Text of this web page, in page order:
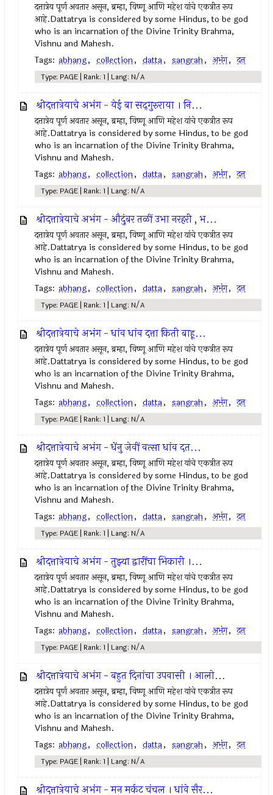
दत्तात्रेय पूर्ण अवतार असून, ब्रम्हा, विष्णू आणि महेश यांचे एकत्रीत रूप
आहे.Dattatrya is considered by some Hindus, to be god
who is an incarnation of the Divine Trinity Brahma,
Vishnu and Mahesh.
Tags: abhang, collection, datta, sangrah, अभंग, दत्त
Type: PAGE | Rank: 1 | Lang: N/A
श्रीदत्तात्रेयाचे अभंग - येईं बा सद्‌गुरुराया । नि...
दत्तात्रेय पूर्ण अवतार असून, ब्रम्हा, विष्णू आणि महेश यांचे एकत्रीत रूप
आहे.Dattatrya is considered by some Hindus, to be god
who is an incarnation of the Divine Trinity Brahma,
Vishnu and Mahesh.
Tags: abhang, collection, datta, sangrah, अभंग, दत्त
Type: PAGE | Rank: 1 | Lang: N/A
श्रीदत्तात्रेयाचे अभंग - औदुंबर तळीं उभा नरहरी , भ...
दत्तात्रेय पूर्ण अवतार असून, ब्रम्हा, विष्णू आणि महेश यांचे एकत्रीत रूप
आहे.Dattatrya is considered by some Hindus, to be god
who is an incarnation of the Divine Trinity Brahma,
Vishnu and Mahesh.
Tags: abhang, collection, datta, sangrah, अभंग, दत्त
Type: PAGE | Rank: 1 | Lang: N/A
श्रीदत्तात्रेयाचे अभंग - धांव धांव दत्ता किती बाहू...
दत्तात्रेय पूर्ण अवतार असून, ब्रम्हा, विष्णू आणि महेश यांचे एकत्रीत रूप
आहे.Dattatrya is considered by some Hindus, to be god
who is an incarnation of the Divine Trinity Brahma,
Vishnu and Mahesh.
Tags: abhang, collection, datta, sangrah, अभंग, दत्त
Type: PAGE | Rank: 1 | Lang: N/A
श्रीदत्तात्रेयाचे अभंग - धेंनु जेवीं वत्सा धांव दत...
दत्तात्रेय पूर्ण अवतार असून, ब्रम्हा, विष्णू आणि महेश यांचे एकत्रीत रूप
आहे.Dattatrya is considered by some Hindus, to be god
who is an incarnation of the Divine Trinity Brahma,
Vishnu and Mahesh.
Tags: abhang, collection, datta, sangrah, अभंग, दत्त
Type: PAGE | Rank: 1 | Lang: N/A
श्रीदत्तात्रेयाचे अभंग - तुझ्या द्वारींचा भिकारी ।...
दत्तात्रेय पूर्ण अवतार असून, ब्रम्हा, विष्णू आणि महेश यांचे एकत्रीत रूप
आहे.Dattatrya is considered by some Hindus, to be god
who is an incarnation of the Divine Trinity Brahma,
Vishnu and Mahesh.
Tags: abhang, collection, datta, sangrah, अभंग, दत्त
Type: PAGE | Rank: 1 | Lang: N/A
श्रीदत्तात्रेयाचे अभंग - बहुत दिनांचा उपवासी । आलो...
दत्तात्रेय पूर्ण अवतार असून, ब्रम्हा, विष्णू आणि महेश यांचे एकत्रीत रूप
आहे.Dattatrya is considered by some Hindus, to be god
who is an incarnation of the Divine Trinity Brahma,
Vishnu and Mahesh.
Tags: abhang, collection, datta, sangrah, अभंग, दत्त
Type: PAGE | Rank: 1 | Lang: N/A
श्रीदत्तात्रेयाचे अभंग - मन मर्कट चंचल । धांवे सैर...